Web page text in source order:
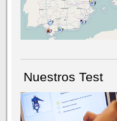
NÚMERO ACTUALHEMEROTECA
Nuestros Test